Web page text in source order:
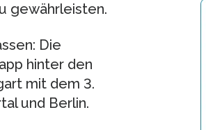
gewährleisten.
Die
hinter den
mit dem 3.
und Berlin.